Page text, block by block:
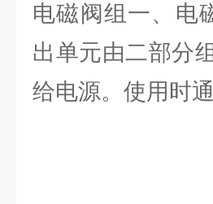
电磁阀组一、电
出单元由二部分
给电源。使用时